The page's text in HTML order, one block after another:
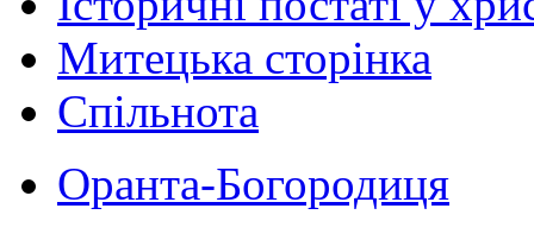
Митецька сторінка
Спільнота
Оранта-Богородиця